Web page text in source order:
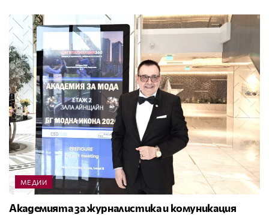
МЕДИИ
Академията за журналистика и комуникация